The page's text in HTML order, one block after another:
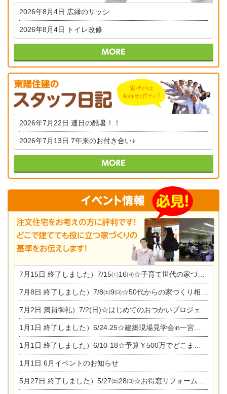
2026年8月4日 広縁のサッシ
2026年8月4日 トイレ改修
2026年7月22日 連日の酷暑！！
2026年7月13日 7年来のお付き合い♪
7月15日 終了しました）7/15㈯16㈰☆子育て世代の家づくり相談会
7月8日 終了しました）7/8㈯9㈰☆50代からの家づくり相談会
7月2日 満員御礼）7/2(日)☆はじめてのおつかいプロジェクト
1月1日 終了しました）6/24.25☆建築現場見学会in一宮市木曽川町
1月1日 終了しました）6/10-18☆予算￥500万でどこまでできるの？リフォーム相談会
1月1日 6月イベントのお知らせ
5月27日 終了しました）5/27㈯28㈰☆お得窓リフォーム個別相談会